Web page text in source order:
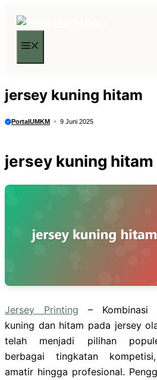
jersey kuning hitam
PortalUMKM 9 Juni 2025
jersey kuning hitam
Jersey Printing – Kombinasi
kuning dan hitam pada jersey
telah menjadi pilihan
berbagai tingkatan
amatir hingga profesional.